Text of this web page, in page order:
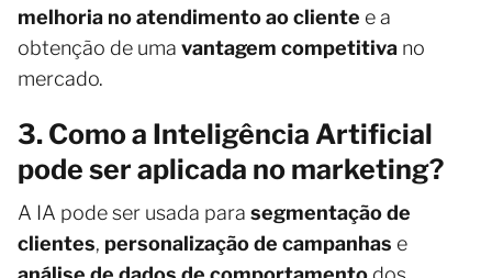
melhoria no atendimento ao cliente e a
obtenção de uma vantagem competitiva no
mercado.
3. Como a Inteligência Artificial
pode ser aplicada no marketing?
A IA pode ser usada para segmentação de
clientes, personalização de campanhas e